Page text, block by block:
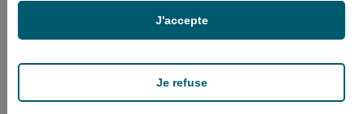
Je refuse
J'accepte